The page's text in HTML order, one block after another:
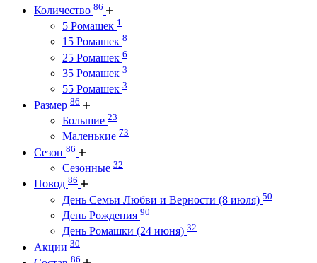
Количество 86
5 Ромашек 1
15 Ромашек 8
25 Ромашек 6
35 Ромашек 3
55 Ромашек 3
Размер 86
Большие 23
Маленькие 73
Сезон 86
Сезонные 32
Повод 86
День Семьи Любви и Верности (8 июля) 50
День Рождения 90
День Ромашки (24 июня) 32
Акции 30
86